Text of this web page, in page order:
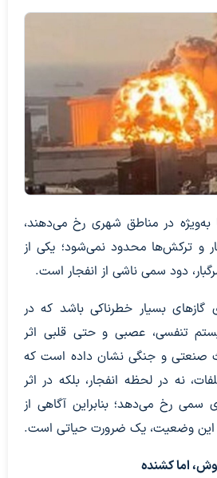
به‌ویژه در مناطق شهری رخ می‌دهند،
و ترکش‌ها محدود نمی‌شود؛ یکی از
دود سمی ناشی از انفجار است.
گاز‌های بسیار خطرناکی باشد که در
تنفسی، عصبی و حتی قلبی اثر
صنعتی و جنگی نشان داده است که
نه در لحظه انفجار، بلکه در اثر
رخ می‌دهد؛ بنابراین آگاهی از
این وضعیت، یک ضرورت حیاتی است.
اما کشنده